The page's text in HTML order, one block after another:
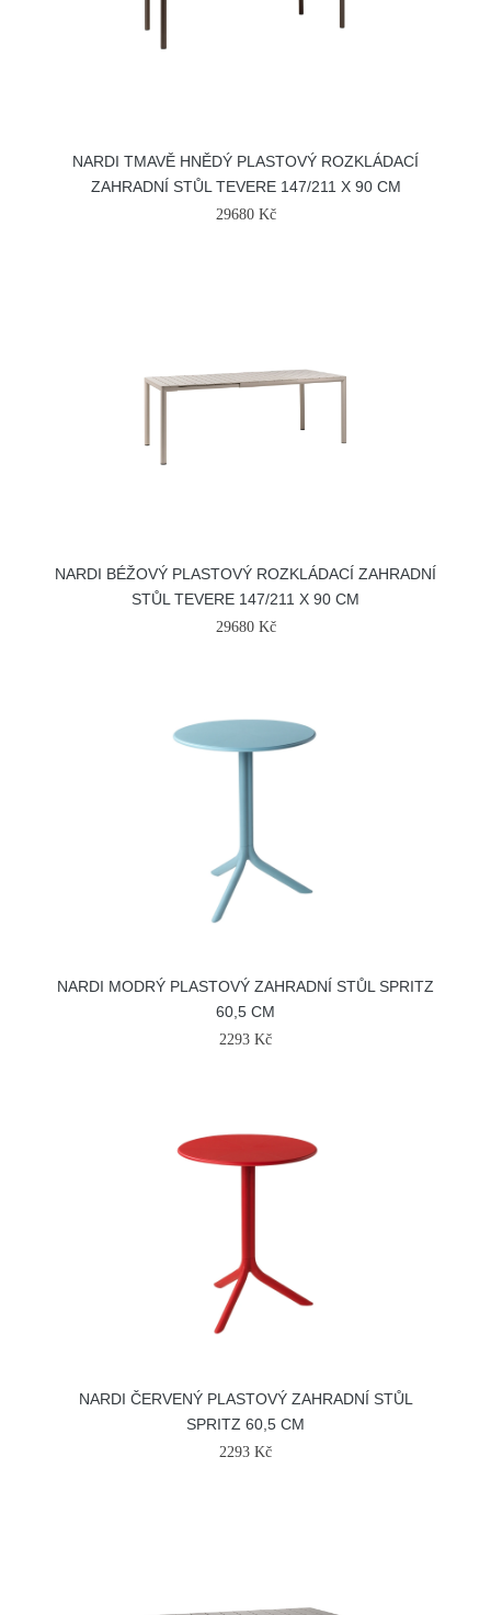
NARDI TMAVĚ HNĚDÝ PLASTOVÝ ROZKLÁDACÍ
ZAHRADNÍ STŮL TEVERE 147/211 X 90 CM
29680 Kč
NARDI BÉŽOVÝ PLASTOVÝ ROZKLÁDACÍ ZAHRADNÍ
STŮL TEVERE 147/211 X 90 CM
29680 Kč
NARDI MODRÝ PLASTOVÝ ZAHRADNÍ STŮL SPRITZ
60,5 CM
2293 Kč
NARDI ČERVENÝ PLASTOVÝ ZAHRADNÍ STŮL
SPRITZ 60,5 CM
2293 Kč